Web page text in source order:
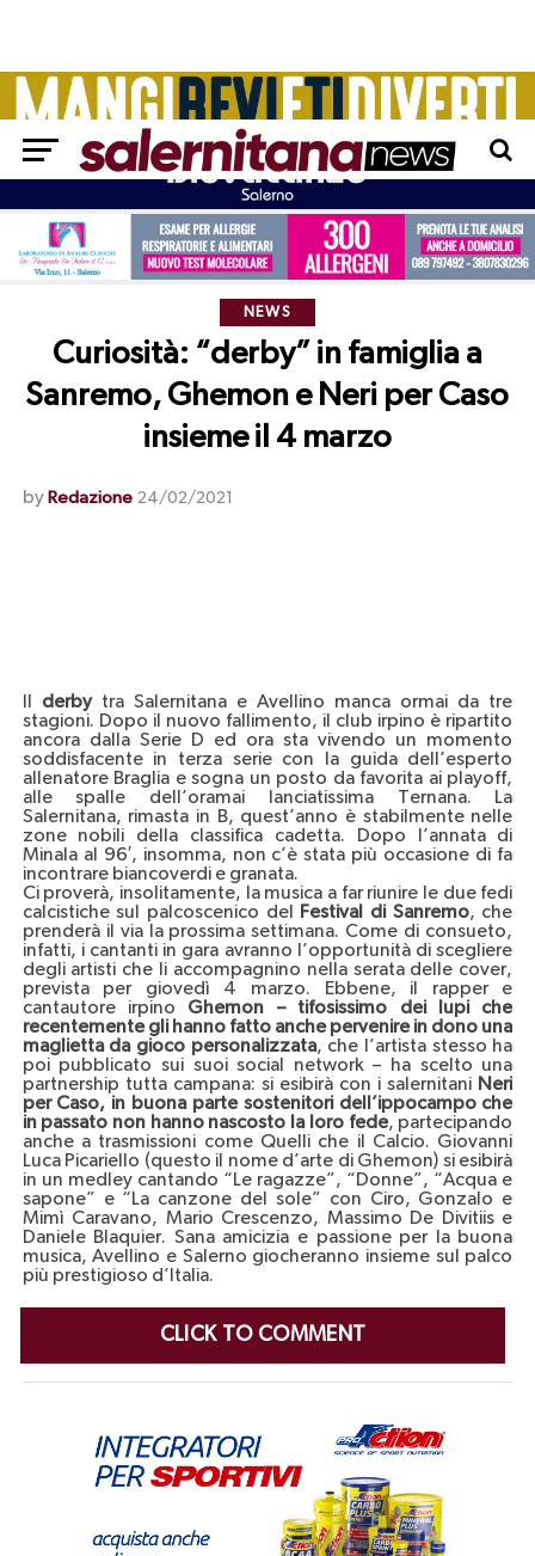
NEWS
Curiosità: “derby” in famiglia a
Sanremo, Ghemon e Neri per Caso
insieme il 4 marzo
by Redazione 24/02/2021
derbytra Salernitana e Avellino manca ormai da tre
stagioni. Dopo il nuovo fallimento, il club irpino è ripartito
ancora dalla Serie D ed ora sta vivendo un momento
soddisfacente in terza serie con la guida dell’esperto
allenatore Braglia e sogna un posto da favorita ai playoff,
alle spalle dell’oramai lanciatissima Ternana. La
Salernitana, rimasta in B, quest’anno è stabilmente nelle
zone nobili della classifica cadetta. Dopo l’annata di
Minala al 96′, insomma, non c’è stata più occasione di fa
incontrare biancoverdi e granata.
Ci proverà, insolitamente, la musica a far riunire le due fedi
calcistiche sul palcoscenico del
Festival di Sanremo, che
prenderà il via la prossima settimana. Come di consueto,
infatti, i cantanti in gara avranno l’opportunità di scegliere
degli artisti che li accompagnino nella serata delle cover,
prevista per giovedì 4 marzo. Ebbene, il rapper e
cantautore irpino Ghemon – tifosissimo dei lupi che
recentemente gli hanno fatto anche pervenire in dono una
maglietta da gioco personalizzata, che l’artista stesso ha
poi pubblicato sui suoi social network – ha scelto una
partnership tutta campana: si esibirà con i salernitani Neri
per Caso, in buona parte sostenitori dell’ippocampo che
in passato non hanno nascosto la loro fede, partecipando
anche a trasmissioni come Quelli che il Calcio. Giovanni
Luca Picariello (questo il nome d’arte di Ghemon) si esibirà
in un medley cantando “Le ragazze”, “Donne”, “Acqua e
sapone” e “La canzone del sole” con Ciro, Gonzalo e
Mimì Caravano, Mario Crescenzo, Massimo De Divitiis e
Daniele Blaquier. Sana amicizia e passione per la buona
musica, Avellino e Salerno giocheranno insieme sul palco
più prestigioso d’Italia.
CLICK TO COMMENT